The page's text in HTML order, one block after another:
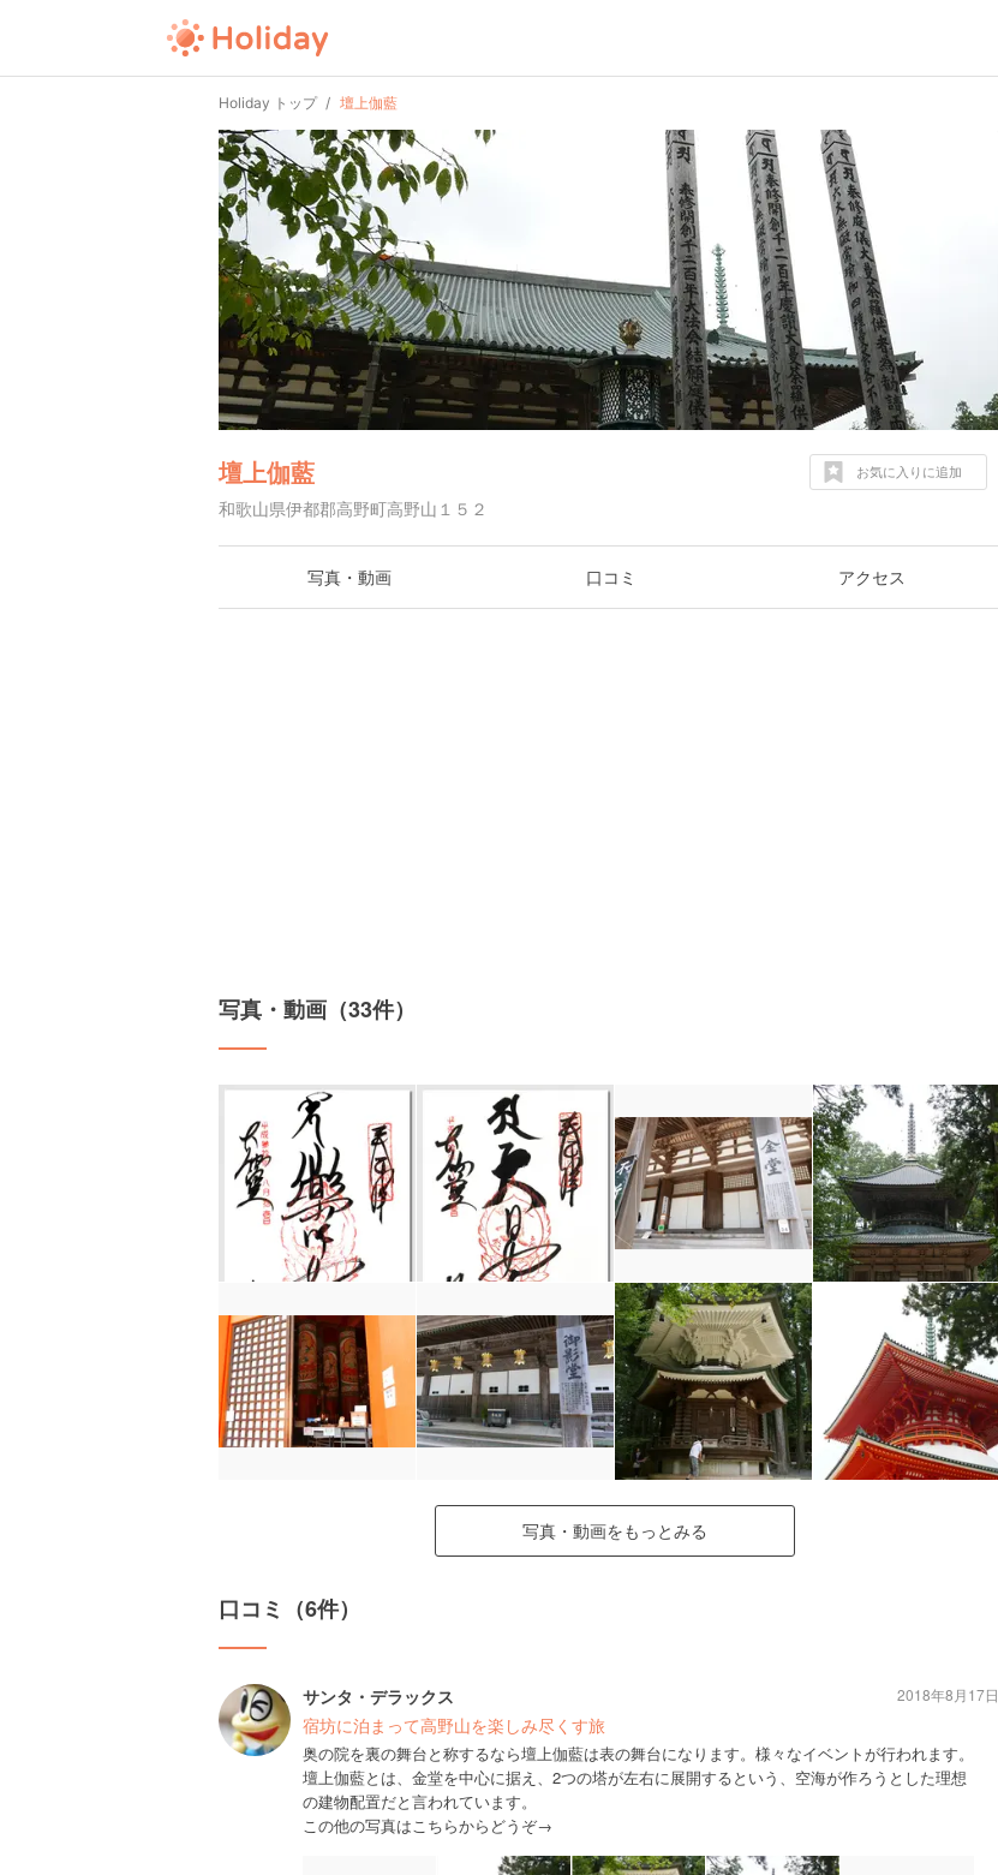
Holiday トップ 壇上伽藍
壇上伽藍
和歌山県伊都郡高野町高野山１５２
お気に入りに追加
写真・動画 口コミ アクセス
写真・動画（33件）
写真・動画をもっとみる
口コミ（6件）
サンタ・デラックス
宿坊に泊まって高野山を楽しみ尽くす旅
奥の院を裏の舞台と称するなら壇上伽藍は表の舞台になります。様々なイベントが行われます。
壇上伽藍とは、金堂を中心に据え、2つの塔が左右に展開するという、空海が作ろうとした理想
の建物配置だと言われています。
この他の写真はこちらからどうぞ→
2018年8月17日